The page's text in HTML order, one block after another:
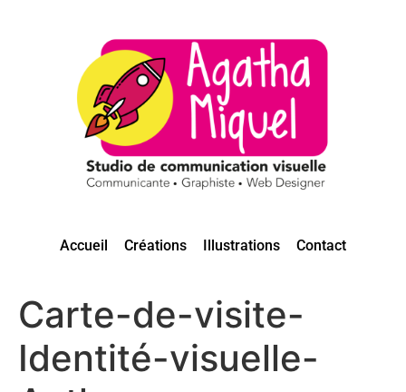
Accueil Créations Illustrations Contact
Carte-de-visite-
Identité-visuelle-